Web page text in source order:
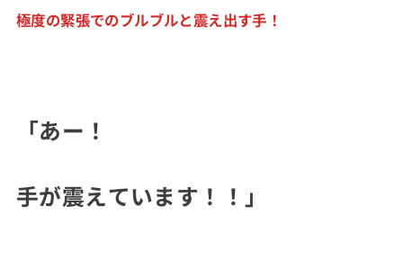
極度の緊張でのブルブルと震え出す手！
「あー！
手が震えています！！」